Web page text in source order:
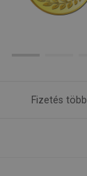
Fizetés több